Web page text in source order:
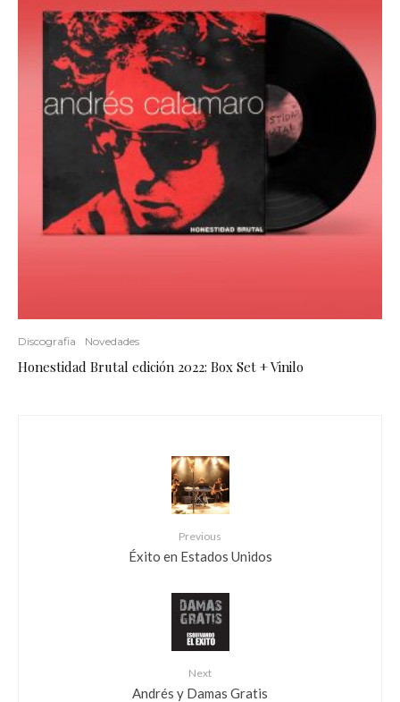
Discografia Novedades
Honestidad Brutal edición 2022: Box Set + Vinilo
Previous
Éxito en Estados Unidos
Next
Andrés y Damas Gratis